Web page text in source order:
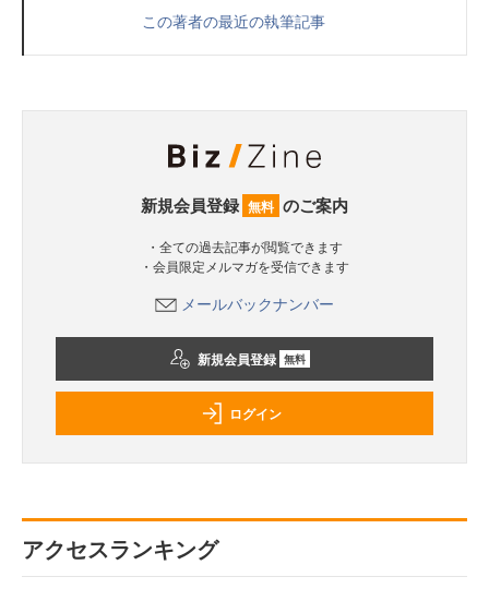
この著者の最近の執筆記事
新規会員登録 無料 のご案内
・全ての過去記事が閲覧できます
・会員限定メルマガを受信できます
メールバックナンバー
新規会員登録 無料
ログイン
アクセスランキング